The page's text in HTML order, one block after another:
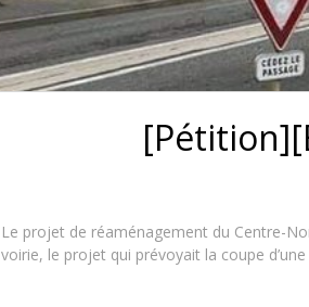
Le projet de réaménagement du Centre-
voirie, le projet qui prévoyait la coupe